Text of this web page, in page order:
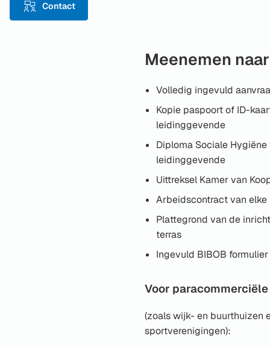
Contact
Meenemen
Volledig ingevuld
Kopie paspoort of ID-
leidinggevende
Diploma Sociale Hygiëne
leidinggevende
Uittreksel Kamer van
Arbeidscontract van
Plattegrond van de
terras
Ingevuld BIBOB
Voor
(zoals wijk- en buurthuizen
sportverenigingen):